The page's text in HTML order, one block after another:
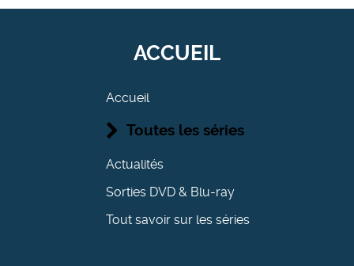
ACCUEIL
Accueil
Toutes les séries
Actualités
Sorties DVD & Blu-ray
Tout savoir sur les séries